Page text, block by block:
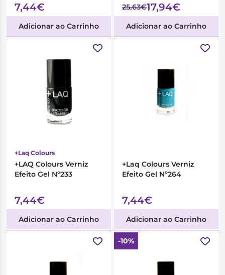
7,44€
Adicionar ao Carrinho
25,63€17,94€
Adicionar ao Carrinho
+Laq Colours
+LAQ Colours Verniz
Efeito Gel Nº233
7,44€
Adicionar ao Carrinho
+Laq Colours Verniz
Efeito Gel Nº264
7,44€
Adicionar ao Carrinho
-10%